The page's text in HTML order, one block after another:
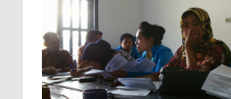
Si Dokes
Kesehatan
yang